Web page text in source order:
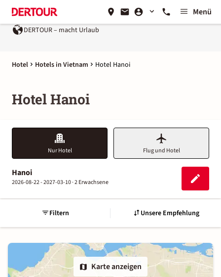
Menü
DERTOUR – macht Urlaub
Hotel Hotels in Vietnam Hotel Hanoi
Hotel Hanoi
Nur Hotel Flug und Hotel
Hanoi
2026-08-22 - 2027-03-10 ·2 Erwachsene
Filtern Unsere Empfehlung
Karte anzeigen